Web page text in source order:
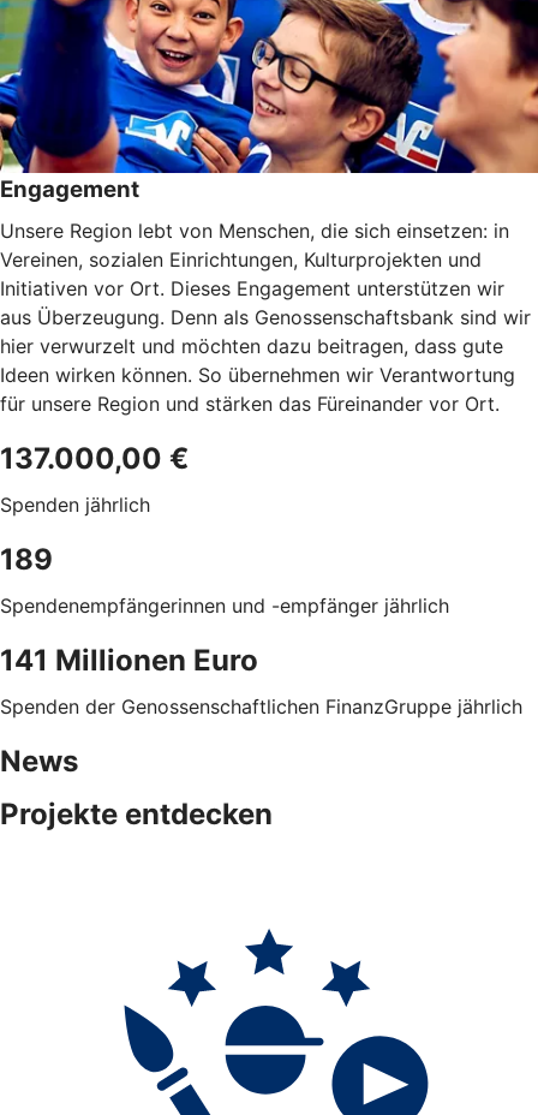
Engagement
Unsere Region lebt von Menschen, die sich einsetzen: in
Vereinen, sozialen Einrichtungen, Kulturprojekten und
Initiativen vor Ort. Dieses Engagement unterstützen wir
aus Überzeugung. Denn als Genossenschaftsbank sind wir
hier verwurzelt und möchten dazu beitragen, dass gute
Ideen wirken können. So übernehmen wir Verantwortung
für unsere Region und stärken das Füreinander vor Ort.
137.000,00 €
Spenden jährlich
189
Spendenempfängerinnen und -empfänger jährlich
141 Millionen Euro
Spenden der Genossenschaftlichen FinanzGruppe jährlich
News
Projekte entdecken